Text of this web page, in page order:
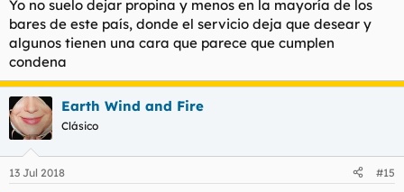
Yo no suelo dejar propina y menos en la mayoría de los
bares de este país, donde el servicio deja que desear y
algunos tienen una cara que parece que cumplen
condena
Earth Wind and Fire
Clásico
13 Jul 2018 #15